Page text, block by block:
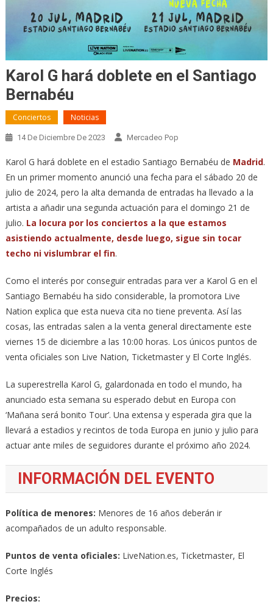
Karol G hará doblete en el Santiago
Bernabéu
Conciertos Noticias
14 De Diciembre De 2023 Mercadeo Pop
Karol G hará doblete en el estadio Santiago Bernabéu de Madrid.
En un primer momento anunció una fecha para el sábado 20 de
julio de 2024, pero la alta demanda de entradas ha llevado a la
artista a añadir una segunda actuación para el domingo 21 de
julio. La locura por los conciertos a la que estamos
asistiendo actualmente, desde luego, sigue sin tocar
techo ni vislumbrar el fin.
Como el interés por conseguir entradas para ver a Karol G en el
Santiago Bernabéu ha sido considerable, la promotora Live
Nation explica que esta nueva cita no tiene preventa. Así las
cosas, las entradas salen a la venta general directamente este
viernes 15 de diciembre a las 10:00 horas. Los únicos puntos de
venta oficiales son Live Nation, Ticketmaster y El Corte Inglés.
La superestrella Karol G, galardonada en todo el mundo, ha
anunciado esta semana su esperado debut en Europa con
‘Mañana será bonito Tour’. Una extensa y esperada gira que la
llevará a estadios y recintos de toda Europa en junio y julio para
actuar ante miles de seguidores durante el próximo año 2024.
INFORMACIÓN DEL EVENTO
Política de menores: Menores de 16 años deberán ir
acompañados de un adulto responsable.
Puntos de venta oficiales: LiveNation.es, Ticketmaster, El
Corte Inglés
Precios: